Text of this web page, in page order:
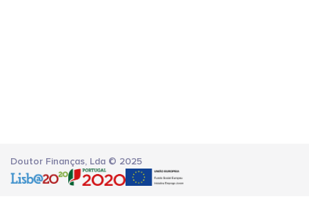
Doutor Finanças, Lda © 2025